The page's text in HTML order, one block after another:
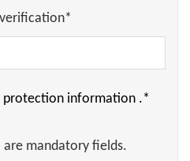
protection information .*
mandatory fields.